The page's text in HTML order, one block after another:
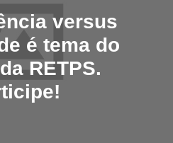
versus
é tema do
RETPS.